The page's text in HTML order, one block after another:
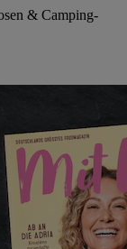
& Camping-